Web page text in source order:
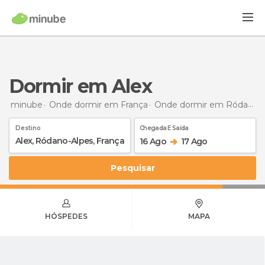
Dormir em Alex
minube Onde dormir em França Onde dormir em Ródano-Alpes
Destino Chegada E Saída
16 Ago 17 Ago
Pesquisar
HÓSPEDES MAPA